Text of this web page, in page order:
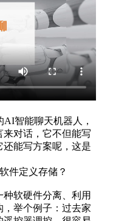
AI智能聊天机器人，
对话，它不但能写
能写方案呢，这是
件定义存储？
软硬件分离、利用
举个例子：过去家